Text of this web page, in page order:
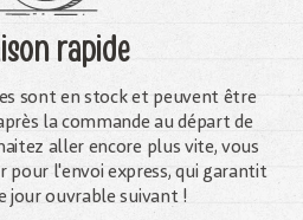
rapide
sont en stock et peuvent être
la commande au départ de
aller encore plus vite, vous
pour l'envoi express, qui garantit
jour ouvrable suivant !